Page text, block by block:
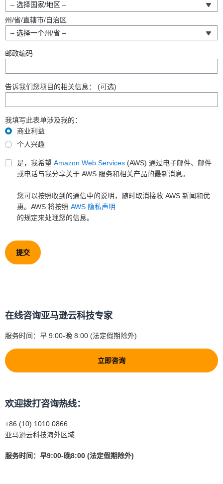
– 选择国家/地区 –
州/省/直辖市/自治区
– 选择一个州/省 –
邮政编码
告诉我们您项目的相关信息： (可选)
我填写此表单涉及我的：
商业利益
个人兴趣
是，我希望 Amazon Web Services (AWS) 通过电子邮件、邮件
或电话与我分享关于 AWS 服务和相关产品的最新消息。
您可以按照收到的通信中的说明，随时取消接收 AWS 新闻和优
惠。AWS 将按照 AWS 隐私声明
的规定来处理您的信息。
提交
在线咨询亚马逊云科技专家
服务时间：早 9:00-晚 8:00 (法定假期除外)
立即咨询
欢迎拨打咨询热线：
+86 (10) 1010 0866
亚马逊云科技海外区域
服务时间：早9:00-晚8:00 (法定假期除外)